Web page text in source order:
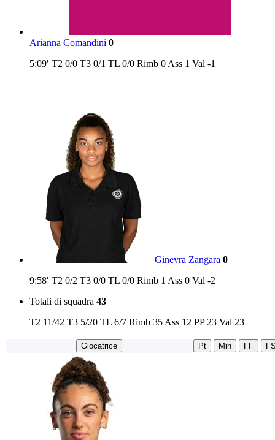
Arianna Comandini 0
5:09′ T2 0/0 T3 0/1 TL 0/0 Rimb 0 Ass 1 Val -1
Ginevra Zangara 0
9:58′ T2 0/2 T3 0/0 TL 0/0 Rimb 1 Ass 0 Val -2
Totali di squadra 43
T2 11/42 T3 5/20 TL 6/7 Rimb 35 Ass 12 PP 23 Val 23
Giocatrice Pt Min FF